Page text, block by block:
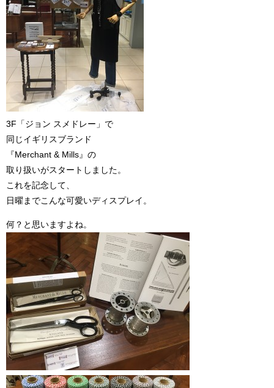
3F「ジョン スメドレー」で
同じイギリスブランド
『Merchant & Mills』の
取り扱いがスタートしました。
これを記念して、
日曜までこんな可愛いディスプレイ。
何？と思いますよね。